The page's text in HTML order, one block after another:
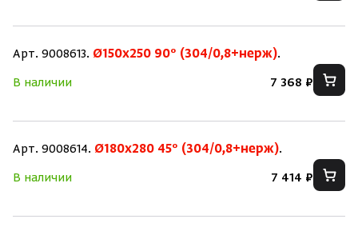
Арт. 9008613. Ø150х250 90° (304/0,8+нерж).
В наличии
7 368 ₽
Арт. 9008614. Ø180х280 45° (304/0,8+нерж).
В наличии
7 414 ₽